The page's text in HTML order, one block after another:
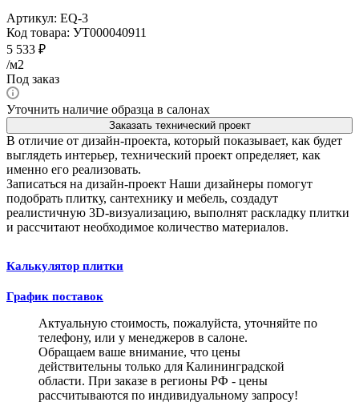
Артикул: EQ-3
Код товара: УТ000040911
5 533 ₽
/м2
Под заказ
Уточнить наличие образца в салонах
Заказать технический проект
В отличие от дизайн-проекта, который показывает, как будет
выглядеть интерьер, технический проект определяет, как
именно его реализовать.
Записаться на дизайн-проект Наши дизайнеры помогут
подобрать плитку, сантехнику и мебель, создадут
реалистичную 3D-визуализацию, выполнят раскладку плитки
и рассчитают необходимое количество материалов.
Калькулятор плитки
График поставок
Актуальную стоимость, пожалуйста, уточняйте по
телефону, или у менеджеров в салоне.
Обращаем ваше внимание, что цены
действительны только для Калининградской
области. При заказе в регионы РФ - цены
рассчитываются по индивидуальному запросу!